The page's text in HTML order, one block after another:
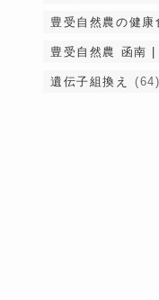
豊受自然農の健康
豊受自然農 函南 |
遺伝子組換え (64)